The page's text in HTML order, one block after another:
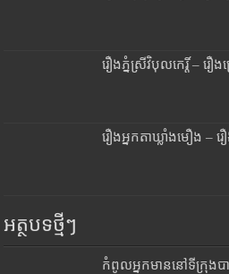
រឿងភ្នំស្រីវិបុលកេរ្តិ៍ – រឿងព្
រឿងអ្នកតាឃ្លាំងមឿង – រឿ
អត្ថបទថ្មីៗ
កំពូលអ្នកមាននៅទីក្រុង